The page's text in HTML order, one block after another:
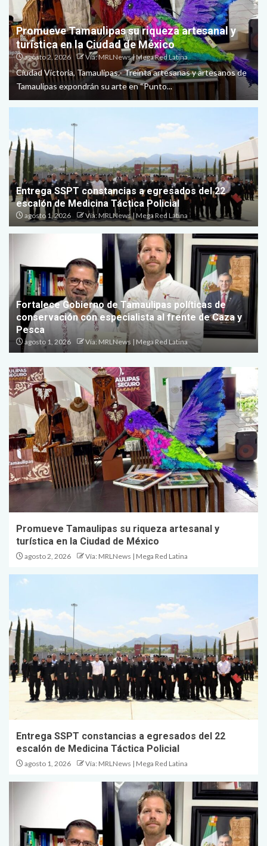
Promueve Tamaulipas su riqueza artesanal y
turística en la Ciudad de México
agosto 2, 2026 Vía: MRLNews | Mega Red Latina
Ciudad Victoria, Tamaulipas.- Treinta artesanas y artesanos de
Tamaulipas expondrán su arte en “Punto...
Entrega SSPT constancias a egresados del 22
escalón de Medicina Táctica Policial
agosto 1, 2026 Vía: MRLNews | Mega Red Latina
Fortalece Gobierno de Tamaulipas políticas de
conservación con especialista al frente de Caza y
Pesca
agosto 1, 2026 Vía: MRLNews | Mega Red Latina
Promueve Tamaulipas su riqueza artesanal y
turística en la Ciudad de México
agosto 2, 2026 Vía: MRLNews | Mega Red Latina
Entrega SSPT constancias a egresados del 22
escalón de Medicina Táctica Policial
agosto 1, 2026 Vía: MRLNews | Mega Red Latina